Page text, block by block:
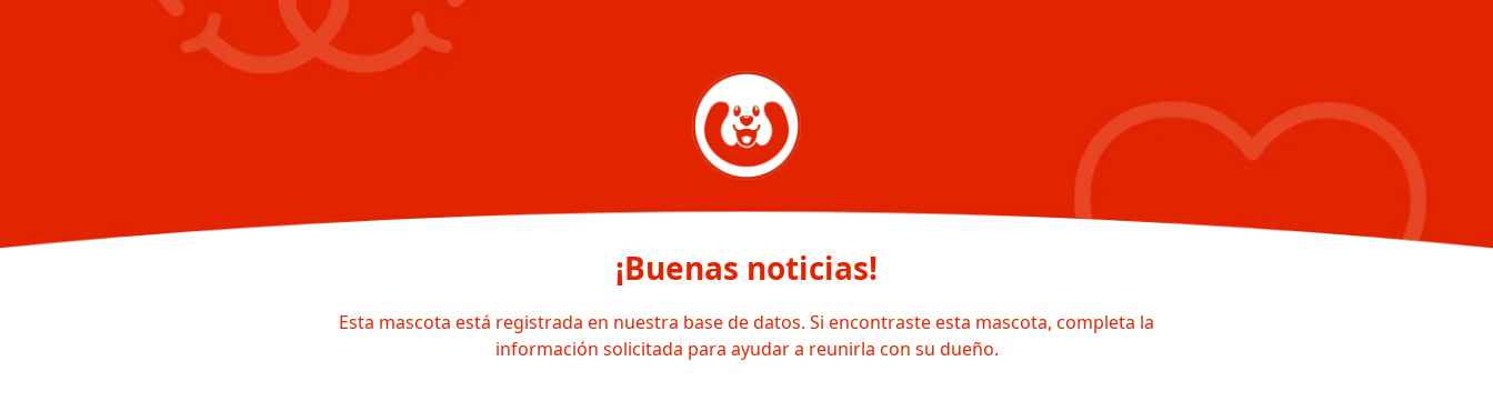
¡Buenas noticias!
Esta mascota está registrada en nuestra base de datos. Si encontraste esta mascota, completa la
información solicitada para ayudar a reunirla con su dueño.